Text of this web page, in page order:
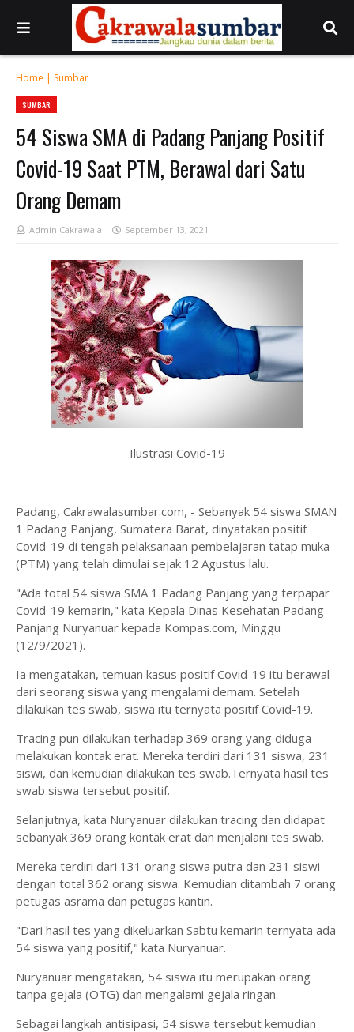
Home | Sumbar
SUMBAR
54 Siswa SMA di Padang Panjang Positif
Covid-19 Saat PTM, Berawal dari Satu
Orang Demam
Admin Cakrawala September 13, 2021
Ilustrasi Covid-19
Padang, Cakrawalasumbar.com, - Sebanyak 54 siswa SMAN
1 Padang Panjang, Sumatera Barat, dinyatakan positif
Covid-19 di tengah pelaksanaan pembelajaran tatap muka
(PTM) yang telah dimulai sejak 12 Agustus lalu.
"Ada total 54 siswa SMA 1 Padang Panjang yang terpapar
Covid-19 kemarin," kata Kepala Dinas Kesehatan Padang
Panjang Nuryanuar kepada Kompas.com, Minggu
(12/9/2021).
Ia mengatakan, temuan kasus positif Covid-19 itu berawal
dari seorang siswa yang mengalami demam. Setelah
dilakukan tes swab, siswa itu ternyata positif Covid-19.
Tracing pun dilakukan terhadap 369 orang yang diduga
melakukan kontak erat. Mereka terdiri dari 131 siswa, 231
siswi, dan kemudian dilakukan tes swab.Ternyata hasil tes
swab siswa tersebut positif.
Selanjutnya, kata Nuryanuar dilakukan tracing dan didapat
sebanyak 369 orang kontak erat dan menjalani tes swab.
Mereka terdiri dari 131 orang siswa putra dan 231 siswi
dengan total 362 orang siswa. Kemudian ditambah 7 orang
petugas asrama dan petugas kantin.
"Dari hasil tes yang dikeluarkan Sabtu kemarin ternyata ada
54 siswa yang positif," kata Nuryanuar.
Nuryanuar mengatakan, 54 siswa itu merupakan orang
tanpa gejala (OTG) dan mengalami gejala ringan.
Sebagai langkah antisipasi, 54 siswa tersebut kemudian